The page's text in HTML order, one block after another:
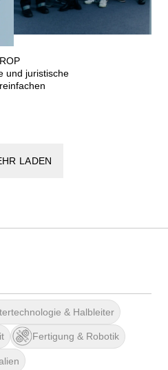
und juristische
LADEN
& Halbleiter
Fertigung & Robotik